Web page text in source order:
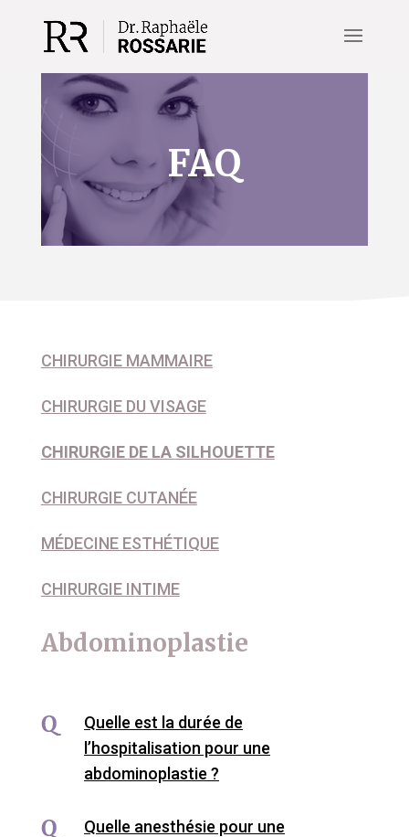
FAQ
CHIRURGIE MAMMAIRE
CHIRURGIE DU VISAGE
CHIRURGIE DE LA SILHOUETTE
CHIRURGIE CUTANÉE
MÉDECINE ESTHÉTIQUE
CHIRURGIE INTIME
Abdominoplastie
Quelle est la durée de
l’hospitalisation pour une
abdominoplastie ?
Quelle anesthésie pour une